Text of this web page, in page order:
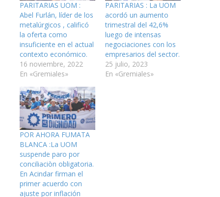
PARITARIAS UOM :
Abel Furlán, líder de los
metalúrgicos , calificó
la oferta como
insuficiente en el actual
contexto económico.
16 noviembre, 2022
En «Gremiales»
PARITARIAS : La UOM
acordó un aumento
trimestral del 42,6%
luego de intensas
negociaciones con los
empresarios del sector.
25 julio, 2023
En «Gremiales»
POR AHORA FUMATA
BLANCA :La UOM
suspende paro por
conciliaciòn obligatoria.
En Acindar firman el
primer acuerdo con
ajuste por inflación